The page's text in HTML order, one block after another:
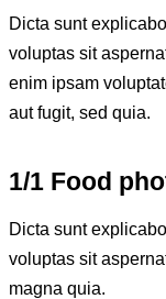
Dicta sunt
voluptas sit
enim ipsam
aut fugit, sed quia.
1/1 Food
Dicta sunt
voluptas sit
magna quia.